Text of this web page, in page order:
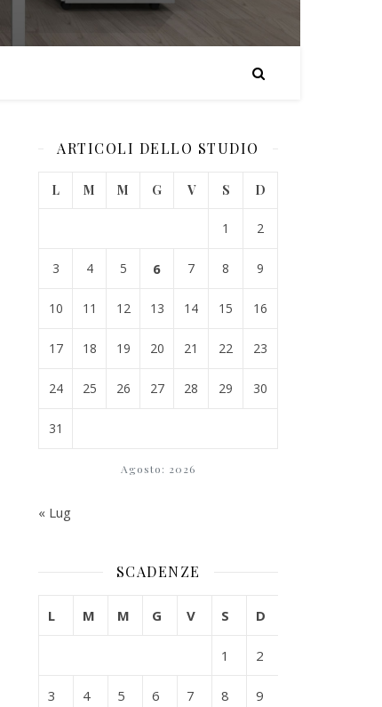
ARTICOLI DELLO STUDIO
Agosto: 2026
L M M G V S D
1 2
3 4 5 6 7 8 9
10 11 12 13 14 15 16
17 18 19 20 21 22 23
24 25 26 27 28 29 30
31
« Lug
SCADENZE
L M M G V S D
1 2
3 4 5 6 7 8 9